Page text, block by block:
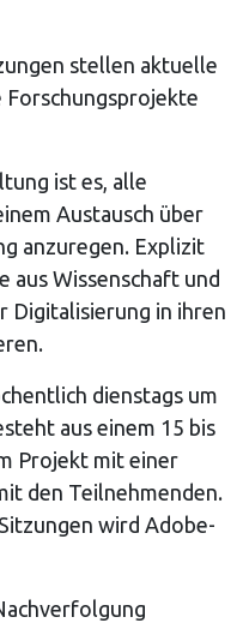
stellen aktuelle
ist es, alle
Austausch über
anzuregen. Explizit
aus Wissenschaft und
Digitalisierung in ihren
dienstags um
aus einem 15 bis
Projekt mit einer
den Teilnehmenden.
wird Adobe-